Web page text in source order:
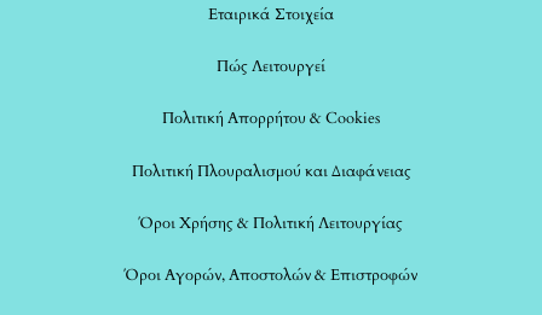
Εταιρικά Στοιχεία
Πώς Λειτουργεί
Πολιτική Απορρήτου & Cookies
Πολιτική Πλουραλισμού και Διαφάνειας
Όροι Χρήσης & Πολιτική Λειτουργίας
Όροι Αγορών, Αποστολών & Επιστροφών